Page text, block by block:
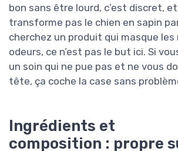
bon sans être lourd, c’est discret,
transforme pas le chien en sapin
cherchez un produit qui masque les
odeurs, ce n’est pas le but ici. Si
un soin qui ne pue pas et ne vous
tête, ça coche la case sans
Ingrédients et
composition : propre